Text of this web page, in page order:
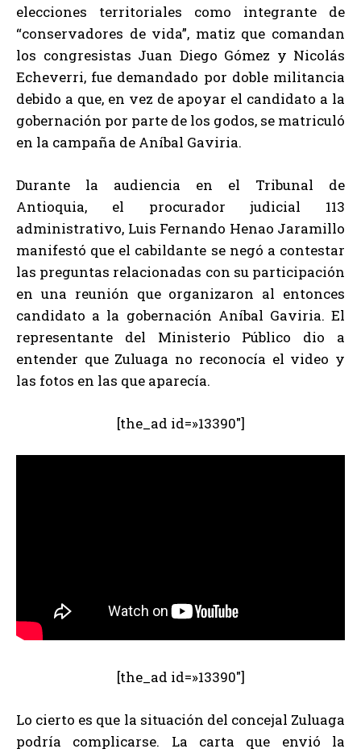
elecciones territoriales como integrante de
“conservadores de vida”, matiz que comandan
los congresistas Juan Diego Gómez y Nicolás
Echeverri, fue demandado por doble militancia
debido a que, en vez de apoyar el candidato a la
gobernación por parte de los godos, se matriculó
en la campaña de Aníbal Gaviria.
Durante la audiencia en el Tribunal de
Antioquia, el procurador judicial 113
administrativo, Luis Fernando Henao Jaramillo
manifestó que el cabildante se negó a contestar
las preguntas relacionadas con su participación
en una reunión que organizaron al entonces
candidato a la gobernación Aníbal Gaviria. El
representante del Ministerio Público dio a
entender que Zuluaga no reconocía el video y
las fotos en las que aparecía.
[the_ad id=»13390″]
[the_ad id=»13390″]
Lo cierto es que la situación del concejal Zuluaga
podría complicarse. La carta que envió la